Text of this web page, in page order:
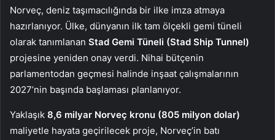
Norveç, deniz taşımacılığında bir ilke imza atmaya
hazırlanıyor. Ülke, dünyanın ilk tam ölçekli gemi tüneli
olarak tanımlanan Stad Gemi Tüneli (Stad Ship Tunnel)
projesine yeniden onay verdi. Nihai bütçenin
parlamentodan geçmesi halinde inşaat çalışmalarının
2027’nin başında başlaması planlanıyor.
Yaklaşık 8,6 milyar Norveç kronu (805 milyon dolar)
maliyetle hayata geçirilecek proje, Norveç’in batı